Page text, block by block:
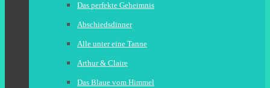
Das perfekte Geheimnis
Abschiedsdinner
Alle unter eine Tanne
Arthur & Claire
Das Blaue vom Himmel